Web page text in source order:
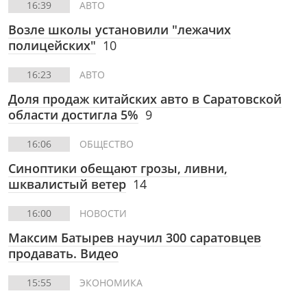
16:39 АВТО
Возле школы установили "лежачих
полицейских" 10
16:23 АВТО
Доля продаж китайских авто в Саратовской
области достигла 5% 9
16:06 ОБЩЕСТВО
Синоптики обещают грозы, ливни,
шквалистый ветер 14
16:00 НОВОСТИ
Максим Батырев научил 300 саратовцев
продавать. Видео
15:55 ЭКОНОМИКА